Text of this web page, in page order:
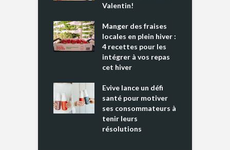
Valentin!
Manger des fraises
locales en plein hiver :
4 recettes pour les
intégrer à vos repas
cet hiver
Evive lance un défi
santé pour motiver
ses consommateurs à
tenir leurs
résolutions